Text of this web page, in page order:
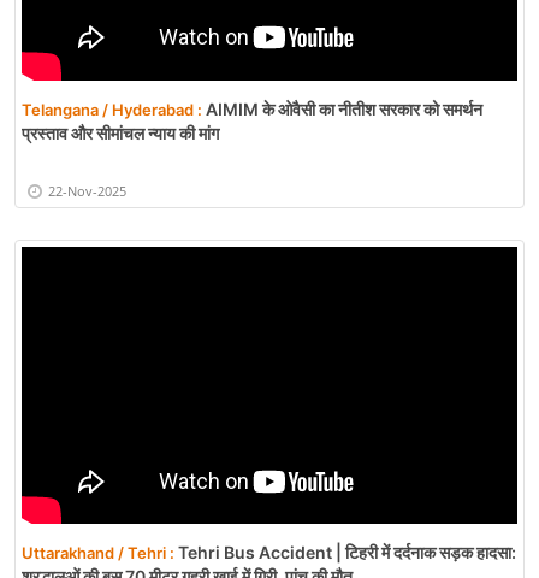
Telangana / Hyderabad : AIMIM के ओवैसी का नीतीश सरकार को समर्थन
प्रस्ताव और सीमांचल न्याय की मांग
22-Nov-2025
Uttarakhand / Tehri : Tehri Bus Accident | टिहरी में दर्दनाक सड़क हादसा: